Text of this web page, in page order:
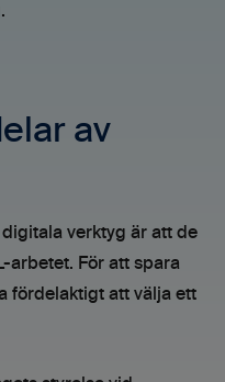
av
verktyg är att de
arbetet. För att spara
fördelaktigt att välja ett